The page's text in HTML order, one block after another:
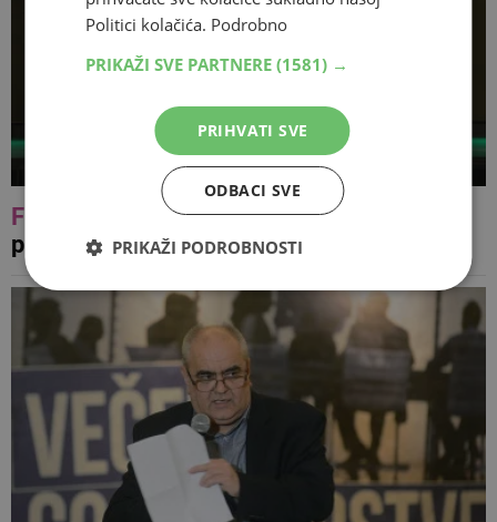
FOTO
Šarolikost običaja i plesa
predstavljeno bjelopoljskoj publici
Politici kolačića. Podrobno
PRIKAŽI SVE PARTNERE (1581) →
PRIHVATI SVE
ODBACI SVE
PRIKAŽI PODROBNOSTI